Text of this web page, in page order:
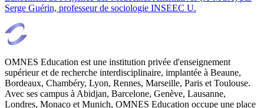
Serge Guérin, professeur de sociologie INSEEC U.
OMNES Education est une institution privée d'enseignement
supérieur et de recherche interdisciplinaire, implantée à Beaune,
Bordeaux, Chambéry, Lyon, Rennes, Marseille, Paris et Toulouse.
Avec ses campus à Abidjan, Barcelone, Genève, Lausanne,
Londres, Monaco et Munich, OMNES Education occupe une place